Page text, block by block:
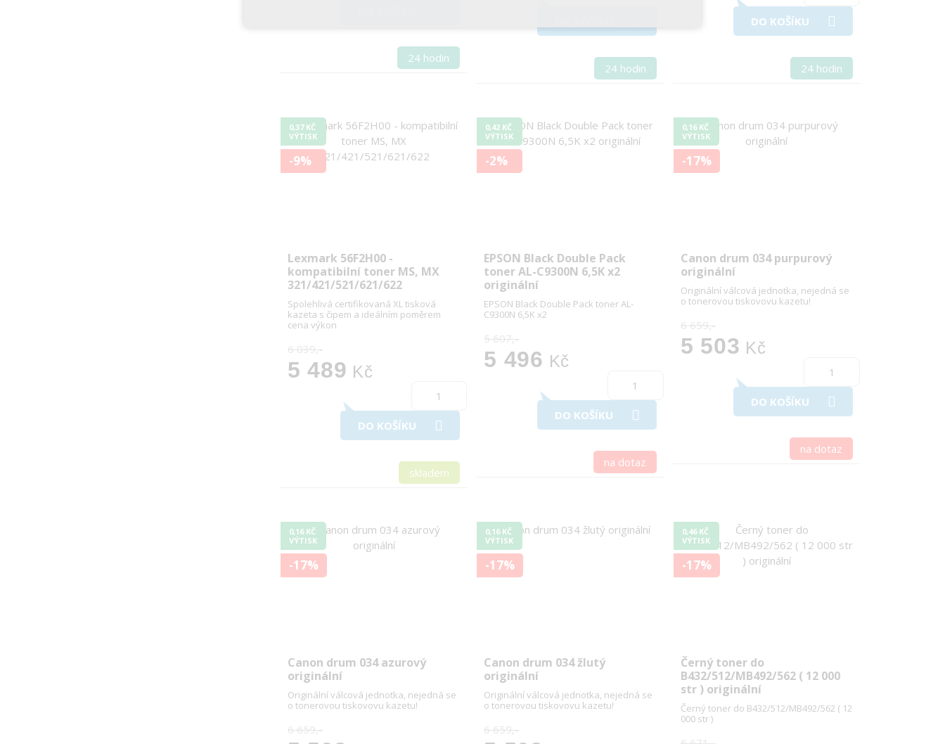
24 hodin
24 hodin
DO KOŠÍKU
24 hodin
0,37 KČ
VÝTISK
-9%
Lexmark 56F2H00 -
kompatibilní toner MS, MX
321/421/521/621/622
Spolehlivá certifikovaná XL tisková
kazeta s čipem a ideálním poměrem
cena výkon
6 039,-
5 489 Kč
DO KOŠÍKU
skladem
0,42 KČ
VÝTISK
-2%
EPSON Black Double Pack
toner AL-C9300N 6,5K x2
originální
EPSON Black Double Pack toner AL-
C9300N 6,5K x2
5 607,-
5 496 Kč
DO KOŠÍKU
na dotaz
0,16 KČ
VÝTISK
-17%
Canon drum 034 purpurový
originální
Originální válcová jednotka, nejedná se
o tonerovou tiskovovu kazetu!
6 659,-
5 503 Kč
DO KOŠÍKU
na dotaz
0,16 KČ
VÝTISK
-17%
Canon drum 034 azurový
originální
Originální válcová jednotka, nejedná se
o tonerovou tiskovovu kazetu!
6 659,-
0,16 KČ
VÝTISK
-17%
Canon drum 034 žlutý
originální
Originální válcová jednotka, nejedná se
o tonerovou tiskovovu kazetu!
6 659,-
0,46 KČ
VÝTISK
-17%
Černý toner do
B432/512/MB492/562 ( 12 000
str ) originální
Černý toner do B432/512/MB492/562 ( 12
000 str )